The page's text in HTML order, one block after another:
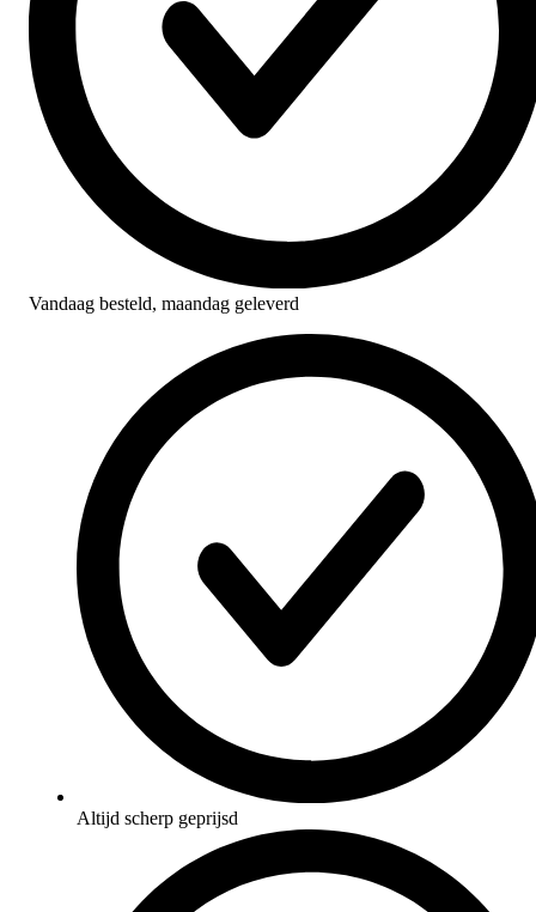
Vandaag besteld, maandag geleverd
Altijd scherp geprijsd